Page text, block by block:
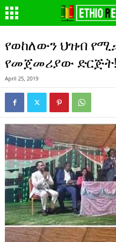
የወከለውን ህዝብ
የመጀመሪያው
April 25, 2019